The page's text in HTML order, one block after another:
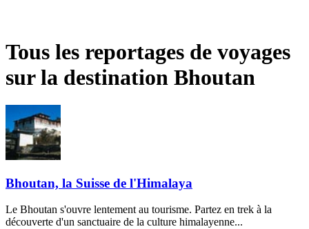
Tous les reportages de voyages
sur la destination Bhoutan
Bhoutan, la Suisse de l'Himalaya
Le Bhoutan s'ouvre lentement au tourisme. Partez en trek à la
découverte d'un sanctuaire de la culture himalayenne...